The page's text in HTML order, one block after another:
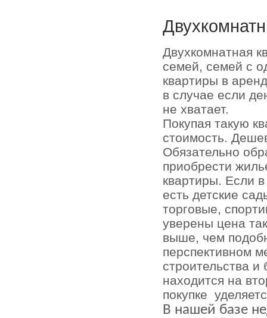
Двухкомнатная
семей, семей с
квартиры в
в случае если
не хватает.
Покупая такую
стоимость.
Обязательно
приобрести
квартиры. Если
есть детские
торговые,
уверены цена
выше, чем
перспективном
строительства
находится на
покупке
В нашей базе